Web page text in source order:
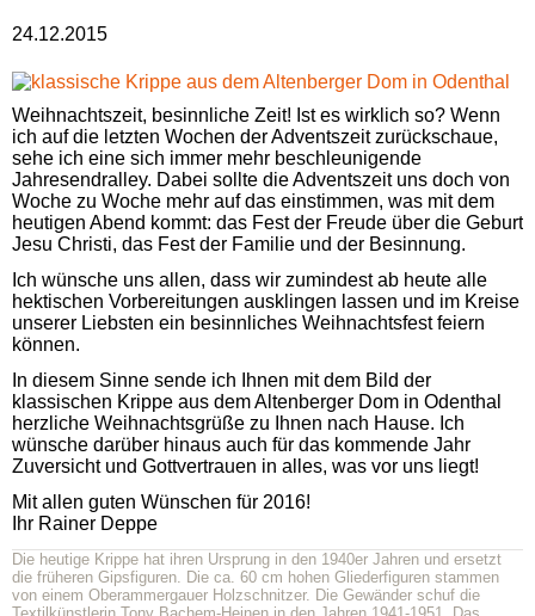
24.12.2015
Weihnachtszeit, besinnliche Zeit! Ist es wirklich so? Wenn
ich auf die letzten Wochen der Adventszeit zurückschaue,
sehe ich eine sich immer mehr beschleunigende
Jahresendralley. Dabei sollte die Adventszeit uns doch von
Woche zu Woche mehr auf das einstimmen, was mit dem
heutigen Abend kommt: das Fest der Freude über die Geburt
Jesu Christi, das Fest der Familie und der Besinnung.
Ich wünsche uns allen, dass wir zumindest ab heute alle
hektischen Vorbereitungen ausklingen lassen und im Kreise
unserer Liebsten ein besinnliches Weihnachtsfest feiern
können.
In diesem Sinne sende ich Ihnen mit dem Bild der
klassischen Krippe aus dem Altenberger Dom in Odenthal
herzliche Weihnachtsgrüße zu Ihnen nach Hause. Ich
wünsche darüber hinaus auch für das kommende Jahr
Zuversicht und Gottvertrauen in alles, was vor uns liegt!
Mit allen guten Wünschen für 2016!
Ihr Rainer Deppe
Die heutige Krippe hat ihren Ursprung in den 1940er Jahren und ersetzt
die früheren Gipsfiguren. Die ca. 60 cm hohen Gliederfiguren stammen
von einem Oberammergauer Holzschnitzer. Die Gewänder schuf die